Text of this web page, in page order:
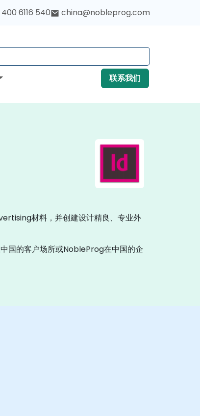
400 6116 540 china@nobleprog.com
联系我们
材料，并创建设计精良、专业外
国的客户场所或NobleProg在中国的企